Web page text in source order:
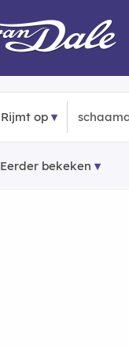
Rijmt op
Eerder bekeken